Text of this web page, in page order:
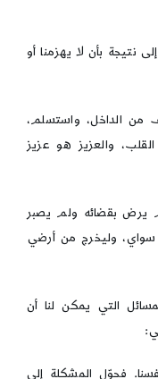
نتيجة بأن لا يهزمنا أو
من الداخل، واستسلم،
والعزيز هو عزيز
يرض بقضائه ولم يصبر
سواي، وليخرج من أرضي
التي يمكن لنا أن
فحوّل المشكلة إلى